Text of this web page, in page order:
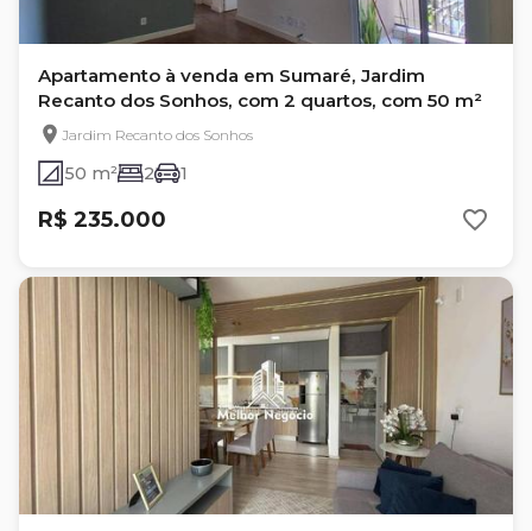
Apartamento à venda em Sumaré, Jardim
Recanto dos Sonhos, com 2 quartos, com 50 m²
Jardim Recanto dos Sonhos
50 m² 2 1
R$ 235.000